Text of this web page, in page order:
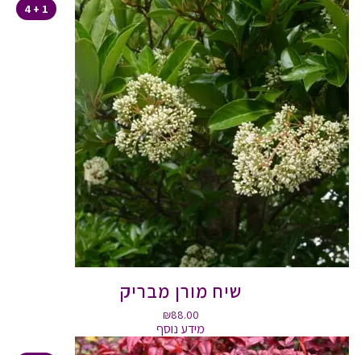
1 + 4
שיח מורן מבריק
₪88.00
מידע נוסף